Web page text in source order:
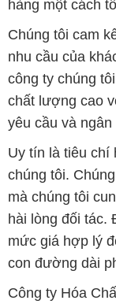
hàng một cách
Chúng tôi cam
nhu cầu của
công ty chúng
chất lượng cao
yêu cầu và
Uy tín là tiêu chí
chúng tôi.
mà chúng tôi
hài lòng đối tác.
mức giá hợp lý
con đường dài
Công ty Hóa